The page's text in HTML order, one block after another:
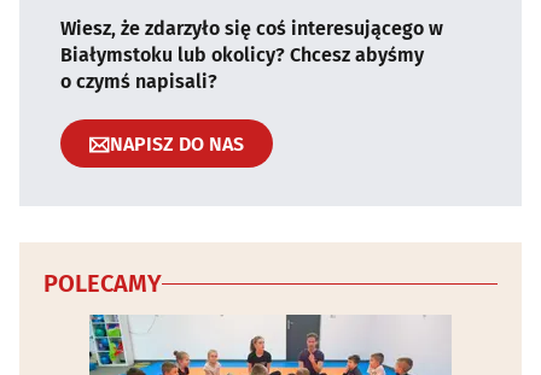
Wiesz, że zdarzyło się coś interesującego w
Białymstoku lub okolicy? Chcesz abyśmy
o czymś napisali?
NAPISZ DO NAS
POLECAMY